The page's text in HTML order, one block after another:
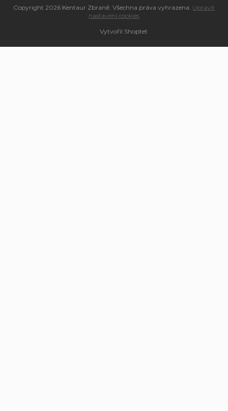
Vytvořil Shoptet
Copyright 2026 Kentaur Zbraně . Všechna práva vyhrazena. Upravit
nastavení cookies